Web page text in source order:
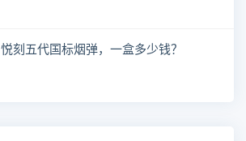
悦刻五代国标烟弹，一盒多少钱？